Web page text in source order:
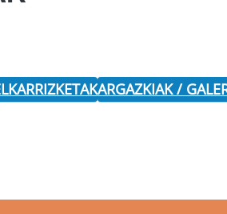
ARGAZKIAK /